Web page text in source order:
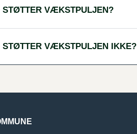
STØTTER VÆKSTPULJEN?
STØTTER VÆKSTPULJEN IKKE?